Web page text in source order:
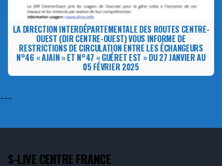
LA DIRECTION INTERDÉPARTEMENTALE DES ROUTES CENTRE-
OUEST (DIR CENTRE-OUEST) VOUS INFORME DE
RESTRICTIONS DE CIRCULATION ENTRE LES ÉCHANGEURS
N°46 « AJAIN » ET N°47 « GUÉRET EST » DU 27 JANVIER AU
05 FÉVRIER 2025
---
S-LIVE CENTRE FRANCE